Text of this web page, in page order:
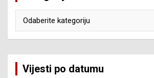
Vijesti po datumu